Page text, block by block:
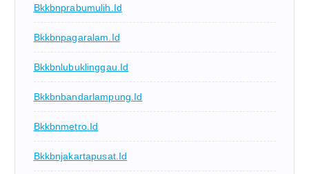
Bkkbnprabumulih.id
Bkkbnpagaralam.id
Bkkbnlubuklinggau.id
Bkkbnbandarlampung.id
Bkkbnmetro.id
Bkkbnjakartapusat.id